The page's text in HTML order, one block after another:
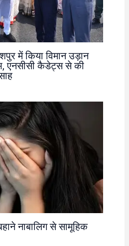
में किया विमान उड़ान
एनसीसी कैडेट्स से की
नाबालिग से सामूहिक